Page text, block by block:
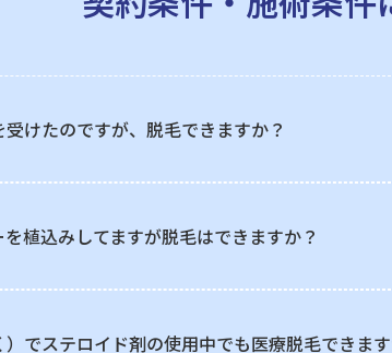
けたのですが、脱毛できますか？
植込みしてますが脱毛はできますか？
でステロイド剤の使用中でも医療脱毛できます